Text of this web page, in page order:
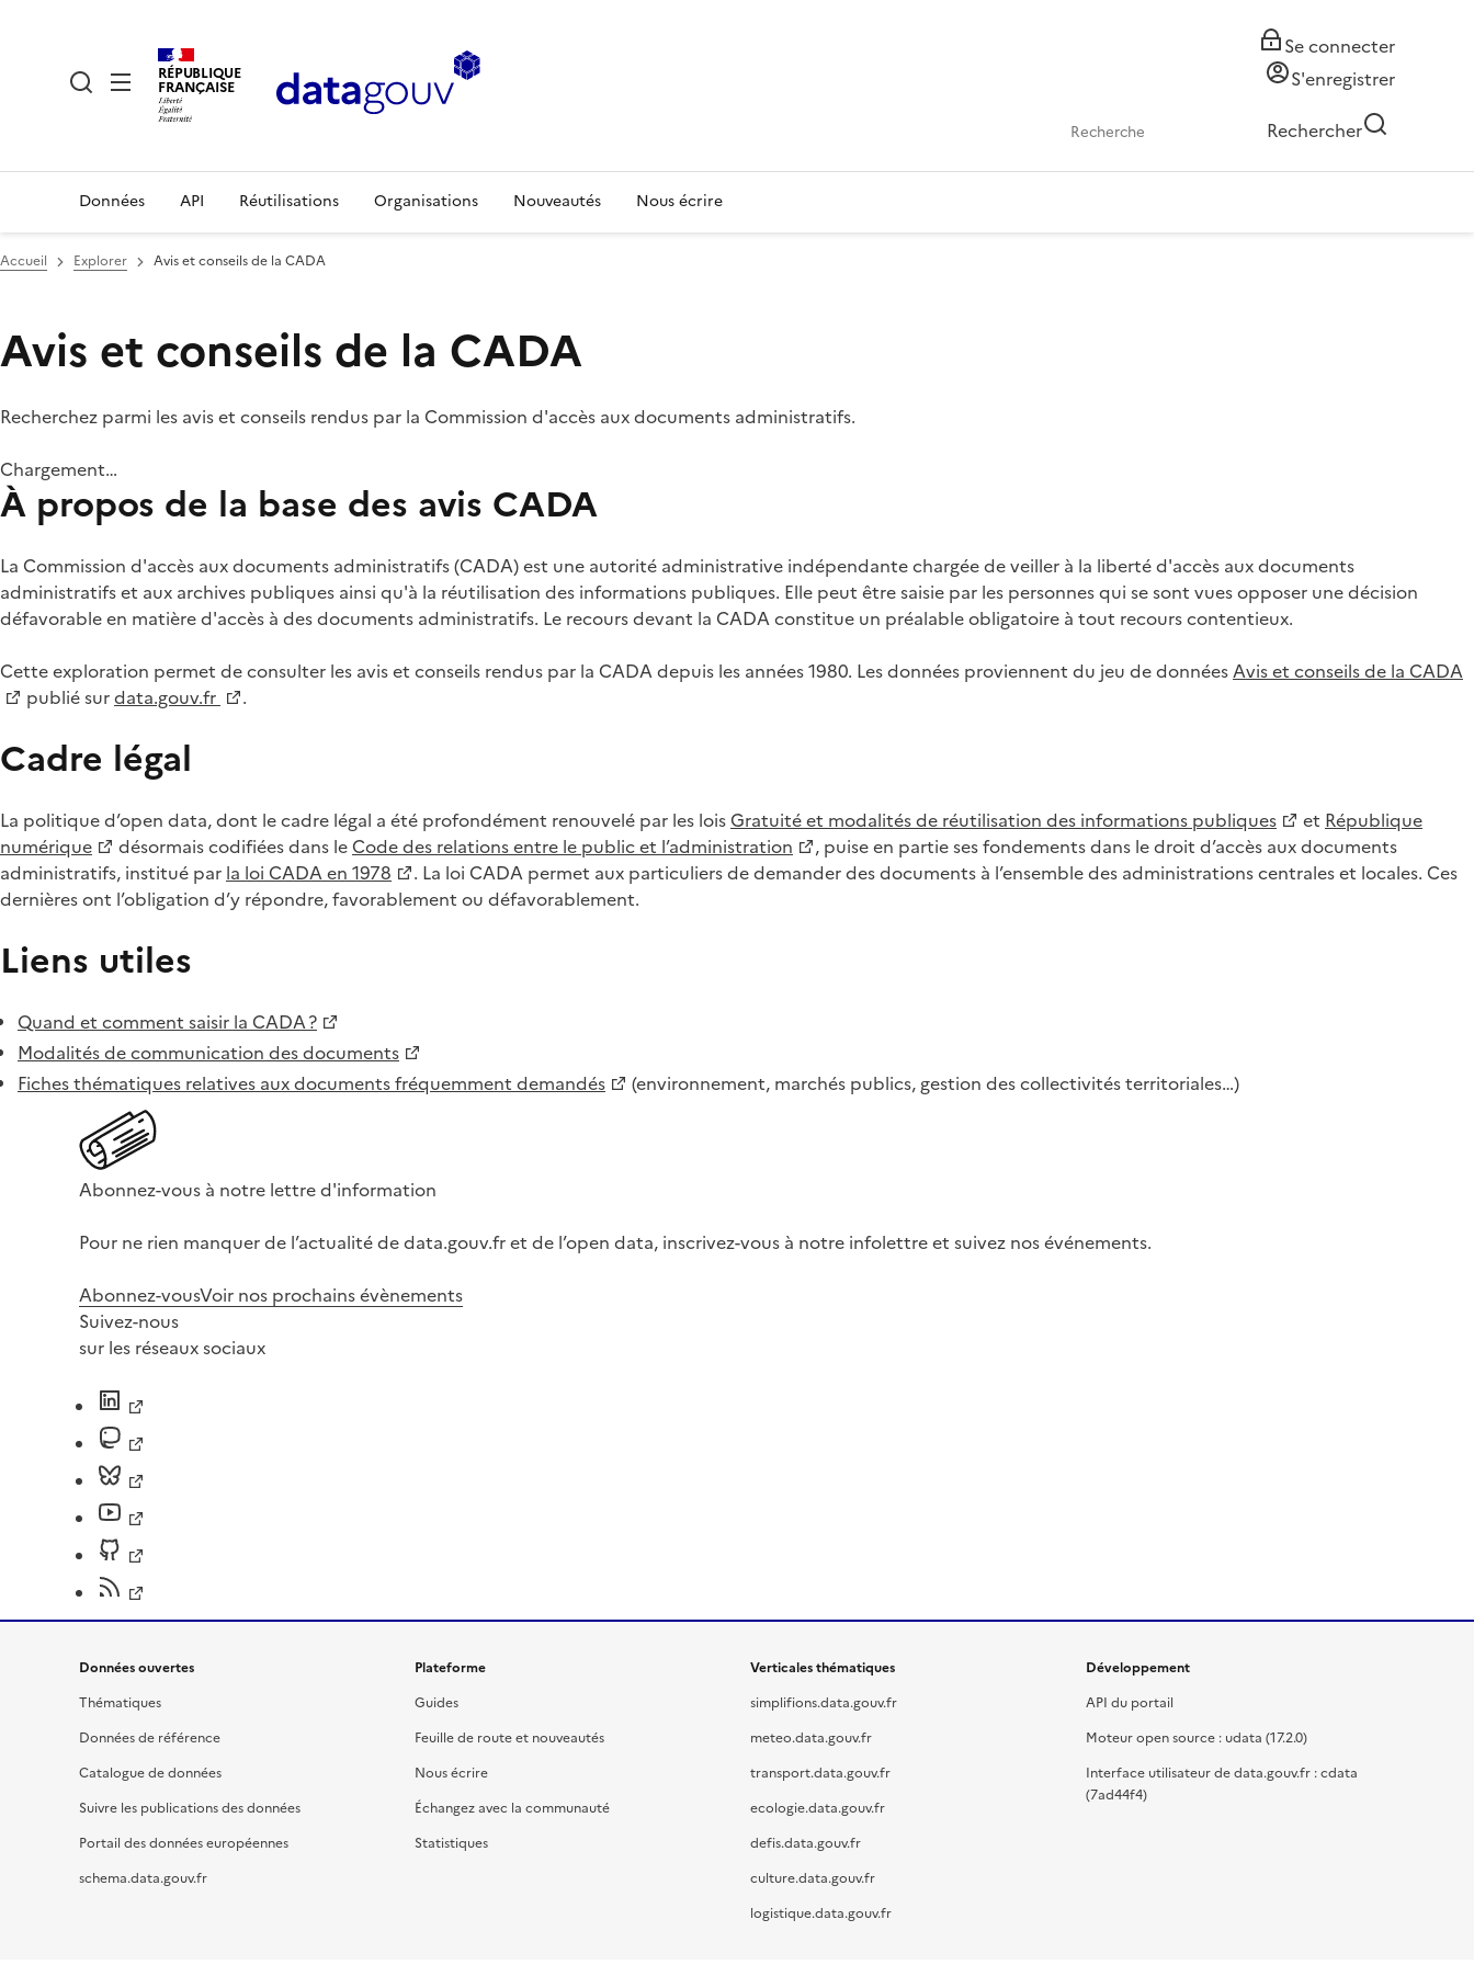
RÉPUBLIQUE
FRANÇAISE
Se connecter
S'enregistrer
Rechercher
Données API Réutilisations Organisations Nouveautés Nous écrire
Accueil Explorer Avis et conseils de la CADA
Avis et conseils de la CADA
Recherchez parmi les avis et conseils rendus par la Commission d'accès aux documents administratifs.
Chargement…
À propos de la base des avis CADA
La Commission d'accès aux documents administratifs (CADA) est une autorité administrative indépendante chargée de veiller à la liberté d'accès aux documents
administratifs et aux archives publiques ainsi qu'à la réutilisation des informations publiques. Elle peut être saisie par les personnes qui se sont vues opposer une décision
défavorable en matière d'accès à des documents administratifs. Le recours devant la CADA constitue un préalable obligatoire à tout recours contentieux.
Cette exploration permet de consulter les avis et conseils rendus par la CADA depuis les années 1980. Les données proviennent du jeu de donnéesAvis et conseils de la CADA
publié surdata.gouv.fr .
Cadre légal
La politique d’open data, dont le cadre légal a été profondément renouvelé par les loisGratuité et modalités de réutilisation des informations publiques et République
numérique
désormais codifiées dans le Code des relations entre le public et l’administration
, puise en partie ses fondements dans le droit d’accès aux documents
administratifs, institué par la loi CADA en 1978
. La loi CADA permet aux particuliers de demander des documents à l’ensemble des administrations centrales et locales. Ces
dernières ont l’obligation d’y répondre, favorablement ou défavorablement.
Liens utiles
Quand et comment saisir la CADA ?
Modalités de communication des documents
Fiches thématiques relatives aux documents fréquemment demandés
(environnement, marchés publics, gestion des collectivités territoriales…)
Abonnez-vous à notre lettre d'information
Pour ne rien manquer de l’actualité de data.gouv.fr et de l’open data, inscrivez-vous à notre infolettre et suivez nos événements.
Abonnez-vousVoir nos prochains évènements
Suivez-nous
sur les réseaux sociaux
Données ouvertes
Thématiques
Données de référence
Catalogue de données
Suivre les publications des données
Portail des données européennes
schema.data.gouv.fr
Plateforme
Guides
Feuille de route et nouveautés
Nous écrire
Échangez avec la communauté
Statistiques
Verticales thématiques
simplifions.data.gouv.fr
meteo.data.gouv.fr
transport.data.gouv.fr
ecologie.data.gouv.fr
defis.data.gouv.fr
culture.data.gouv.fr
logistique.data.gouv.fr
Développement
API du portail
Moteur open source : udata (17.2.0)
Interface utilisateur de data.gouv.fr : cdata
(7ad44f4)